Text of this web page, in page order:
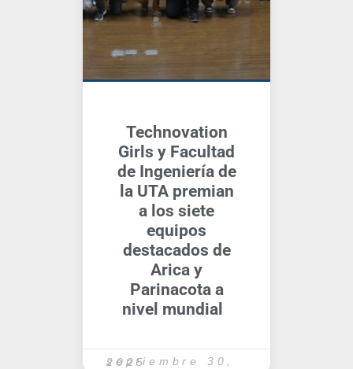
Technovation
Girls y Facultad
de Ingeniería de
la UTA premian
a los siete
equipos
destacados de
Arica y
Parinacota a
nivel mundial
septiembre 30, 2025